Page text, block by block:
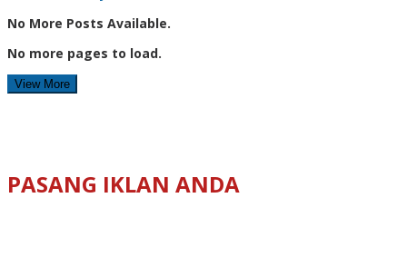
No More Posts Available.
No more pages to load.
View More
PASANG IKLAN ANDA